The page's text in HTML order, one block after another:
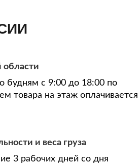
области
будням с 9:00 до 18:00 по
товара на этаж оплачивается
и веса груза
3 рабочих дней со дня